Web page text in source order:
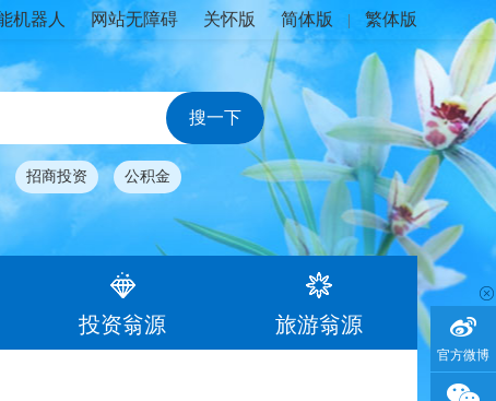
官方微博
机器人 网站无障碍 关怀版 简体版 繁体版
招商投资 公积金
投资翁源 旅游翁源